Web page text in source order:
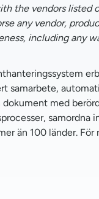
the vendors
any vendor,
including any
samarbete,
med
än 100 länder.